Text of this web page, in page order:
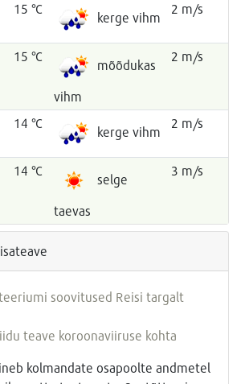
15 °C
kerge vihm
2 m/s
15 °C
mõõdukas
vihm
2 m/s
14 °C
kerge vihm
2 m/s
14 °C
selge
taevas
3 m/s
soovitused Reisi targalt
teave koroonaviiruse kohta
kolmandate osapoolte andmetel